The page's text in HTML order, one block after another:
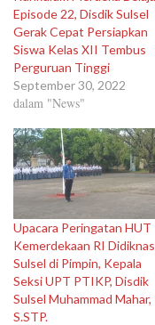
Episode 22, Disdik Sulsel
Gerak Cepat Persiapkan
Siswa Kelas XII Tembus
Perguruan Tinggi
September 30, 2022
dalam "News"
Upacara Peringatan HUT
Kemerdekaan RI Didiknas
Sulsel di Pimpin, Kepala
Seksi UPT PTIKP, Disdik
Sulsel Muhammad Mahar,
S.STP.